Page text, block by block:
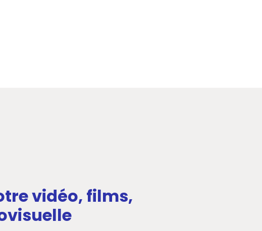
vidéo, films,